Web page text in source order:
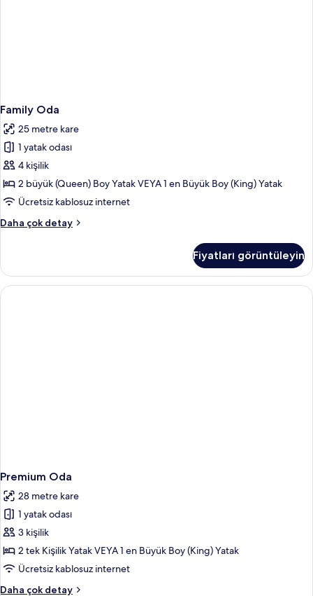
Family Oda
25 metre kare
1 yatak odası
4 kişilik
2 büyük (Queen) Boy Yatak VEYA 1 en Büyük Boy (King) Yatak
Ücretsiz kablosuz internet
Daha çok detay
Family
fazla
detay
Fiyatları görüntüleyin
Premium Oda
28 metre kare
1 yatak odası
3 kişilik
2 tek Kişilik Yatak VEYA 1 en Büyük Boy (King) Yatak
Ücretsiz kablosuz internet
Daha çok detay
Premium